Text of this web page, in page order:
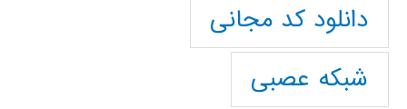
دانلود کد مجانی
شبکه عصبی